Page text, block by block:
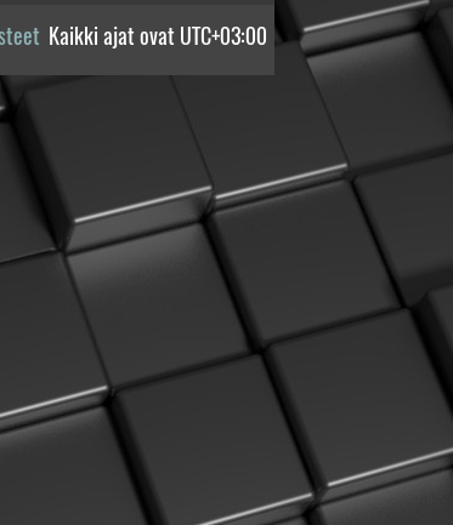
Kaikki ajat ovat UTC+03:00